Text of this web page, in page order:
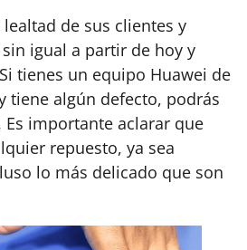
de sus clientes y
igual a partir de hoy y
tienes un equipo Huawei de
tiene algún defecto, podrás
importante aclarar que
repuesto, ya sea
lo más delicado que son